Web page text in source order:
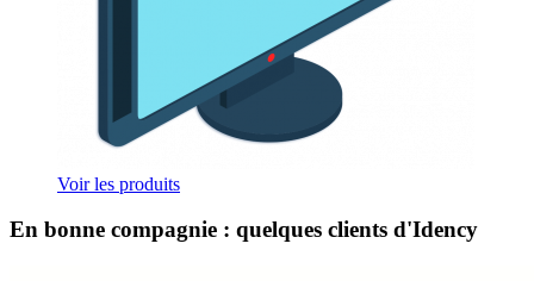
Voir les produits
En bonne compagnie : quelques clients d'Idency